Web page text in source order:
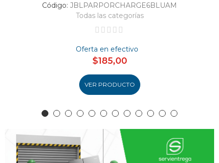
Código: JBLPARPORCHARGE6BLUAM
Todas las categorías
Oferta en efectivo
$185,00
VER PRODUCTO